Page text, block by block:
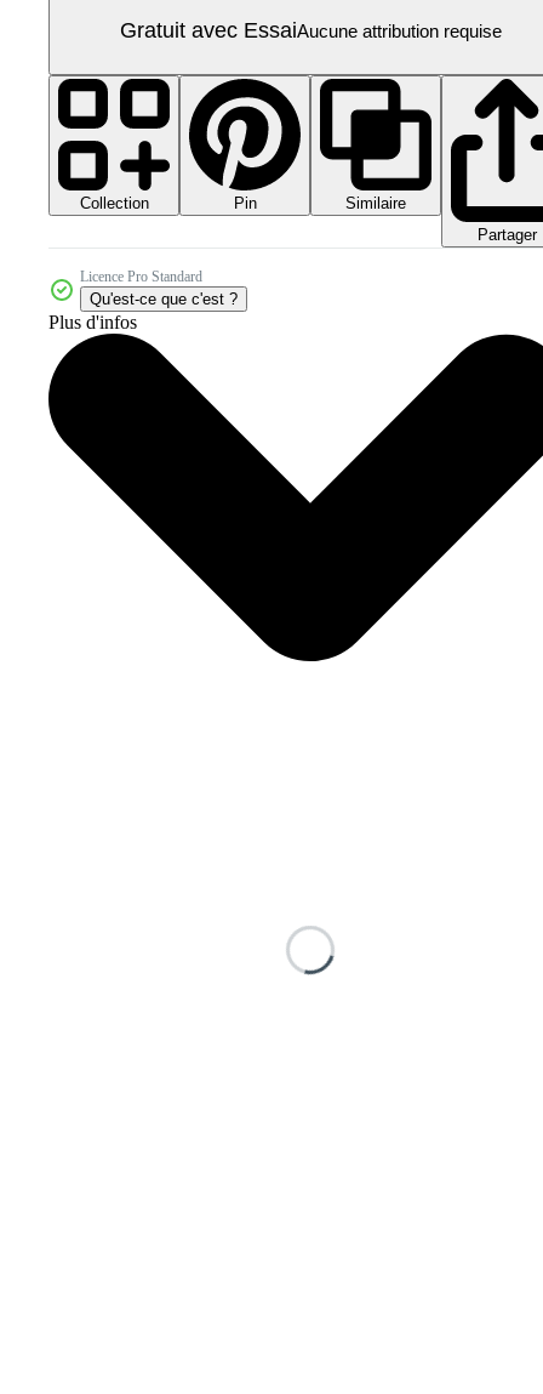
Gratuit avec EssaiAucune attribution requise
Collection Pin
Similaire
Partager
Licence Pro Standard
Qu'est-ce que c'est ?
Plus d'infos